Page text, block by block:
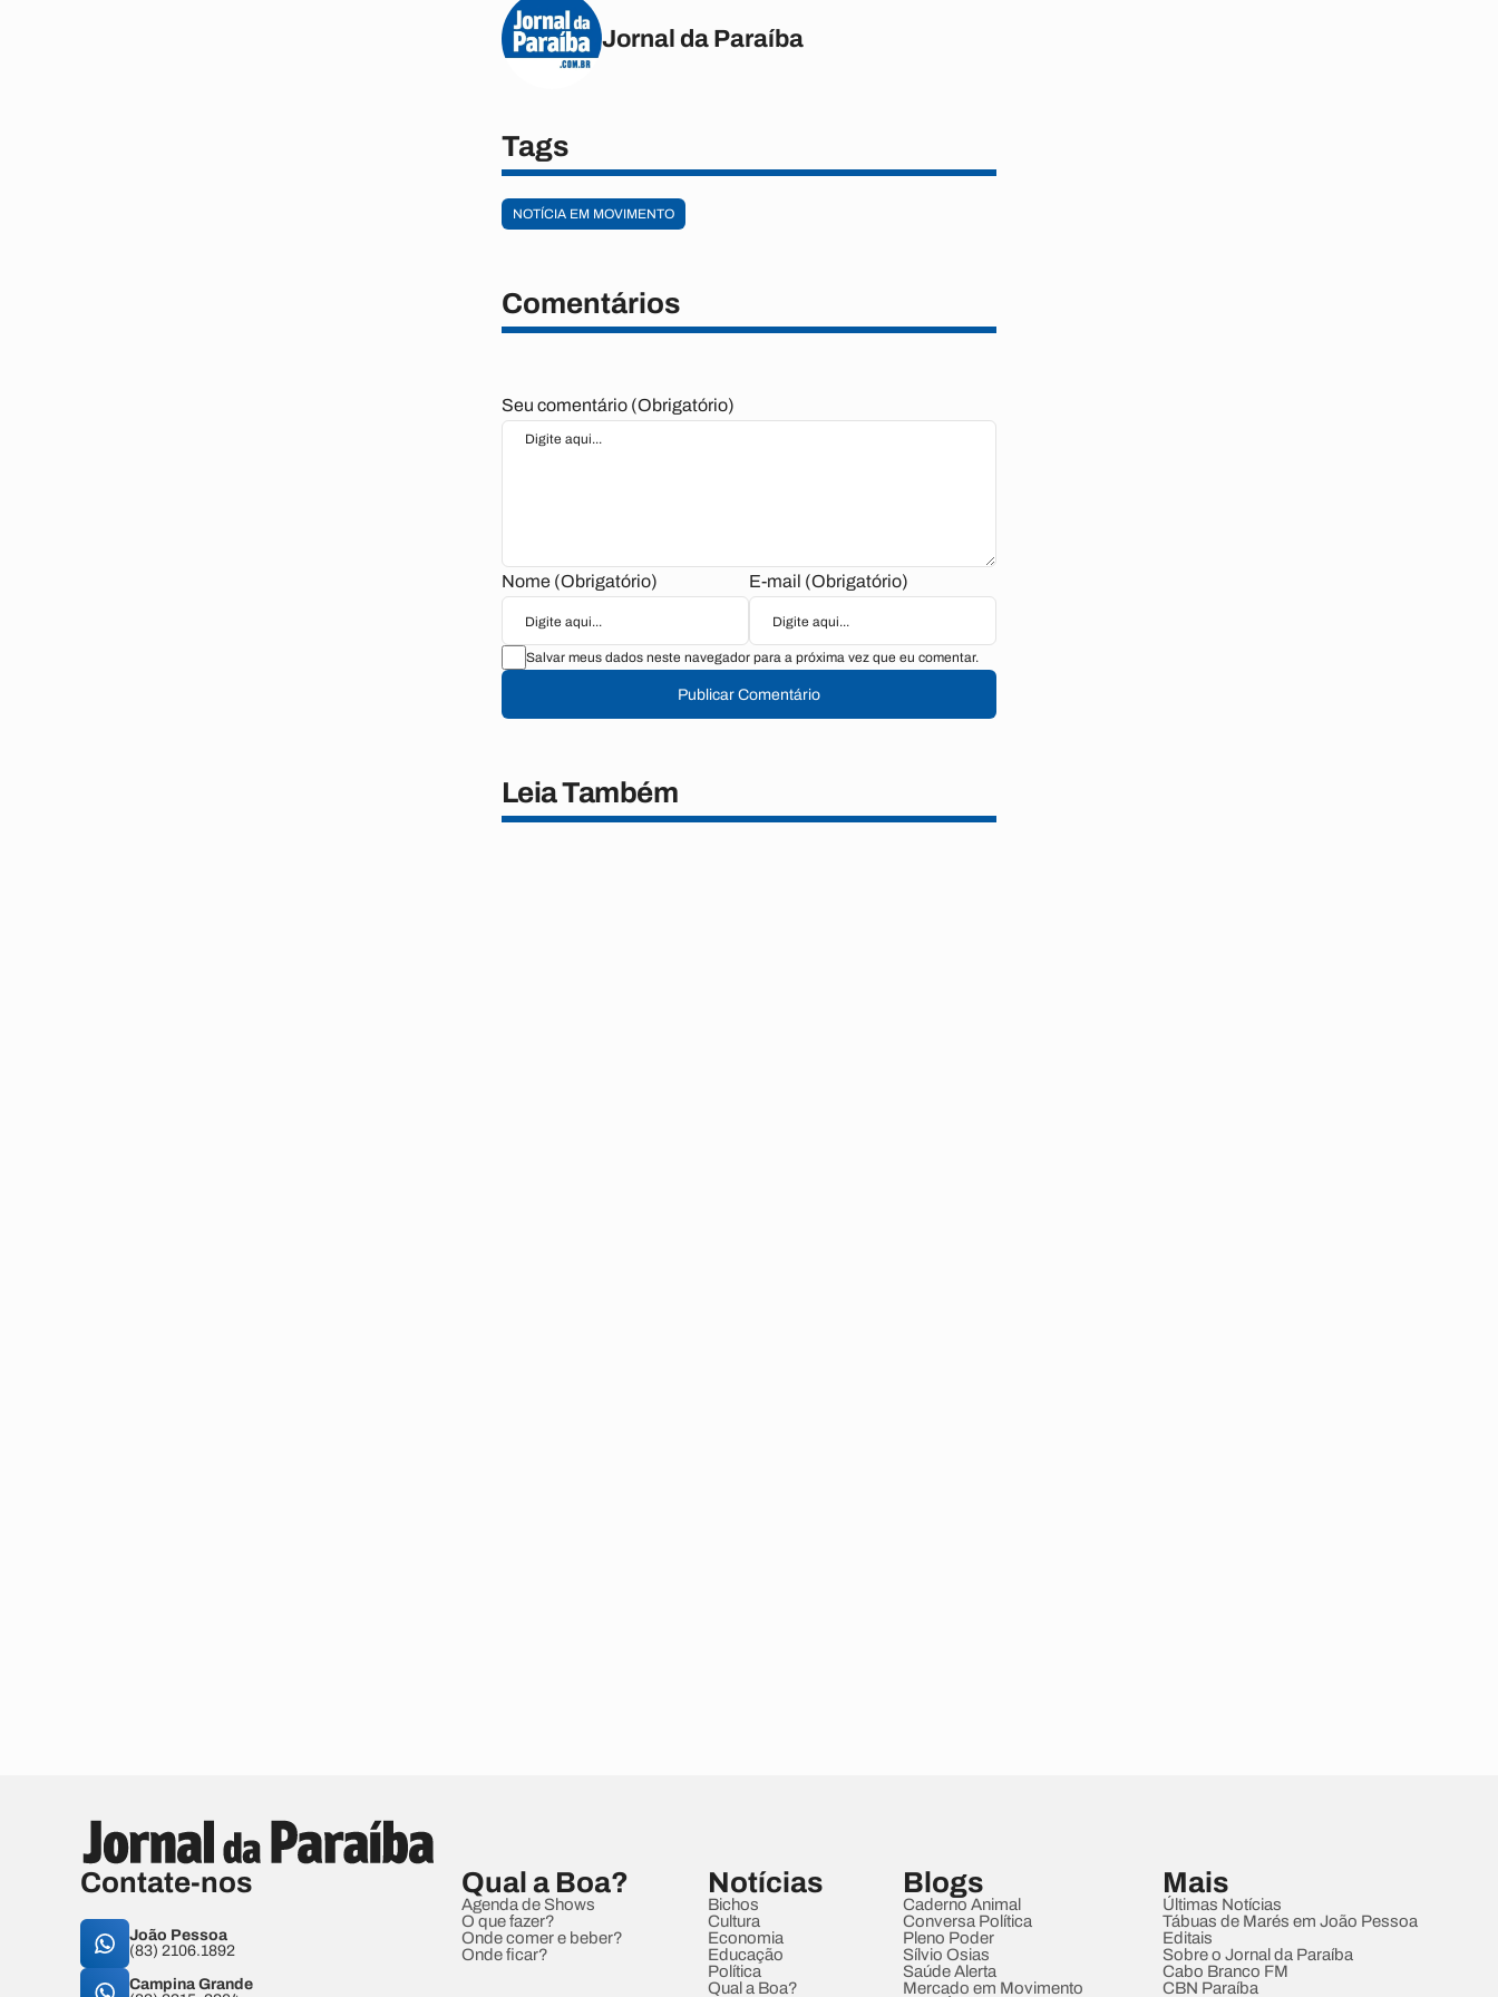
Jornal da Paraíba
Tags
NOTÍCIA EM MOVIMENTO
Comentários
Seu comentário (Obrigatório)
Nome (Obrigatório) E-mail (Obrigatório)
Salvar meus dados neste navegador para a próxima vez que eu comentar.
Publicar Comentário
Leia Também
Contate-nos
João Pessoa
(83) 2106.1892
Campina Grande
Qual a Boa?
Agenda de Shows
O que fazer?
Onde comer e beber?
Onde ficar?
Notícias
Bichos
Cultura
Economia
Educação
Política
Qual a Boa?
Blogs
Caderno Animal
Conversa Política
Pleno Poder
Sílvio Osias
Saúde Alerta
Mercado em Movimento
Mais
Últimas Notícias
Tábuas de Marés em João Pessoa
Editais
Sobre o Jornal da Paraíba
Cabo Branco FM
CBN Paraíba